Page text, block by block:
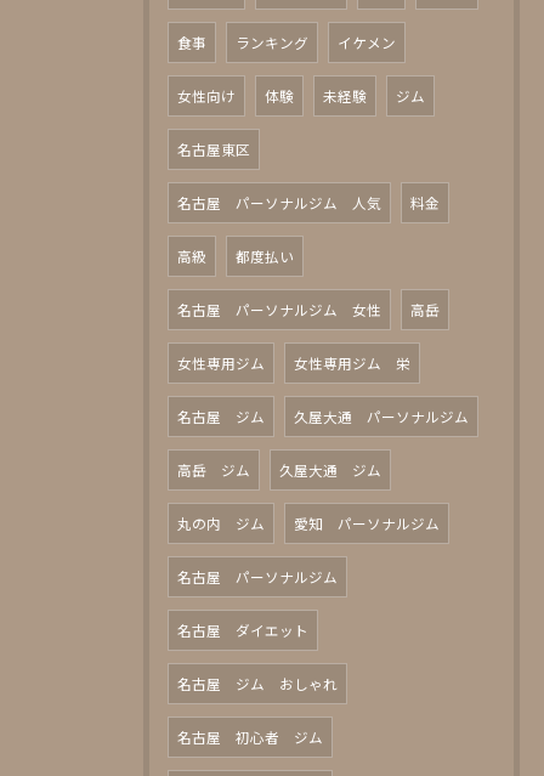
食事 ランキング イケメン
女性向け 体験 未経験 ジム
名古屋東区
名古屋 パーソナルジム 人気 料金
高級 都度払い
名古屋 パーソナルジム 女性 高岳
女性専用ジム 女性専用ジム 栄
名古屋 ジム 久屋大通 パーソナルジム
高岳 ジム 久屋大通 ジム
丸の内 ジム 愛知 パーソナルジム
名古屋 パーソナルジム
名古屋 ダイエット
名古屋 ジム おしゃれ
名古屋 初心者 ジム